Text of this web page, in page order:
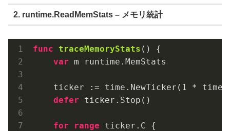
2. runtime.ReadMemStats – メモリ統計
func traceMemoryStats ()
{
var m runtime.MemStats
    ticker := time.NewTicker(
1
*
defer ticker.Stop()
for range ticker.C {